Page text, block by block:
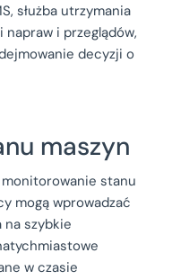
służba utrzymania
i przeglądów,
decyzji o
maszyn
stanu
mogą wprowadzać
na szybkie
w czasie